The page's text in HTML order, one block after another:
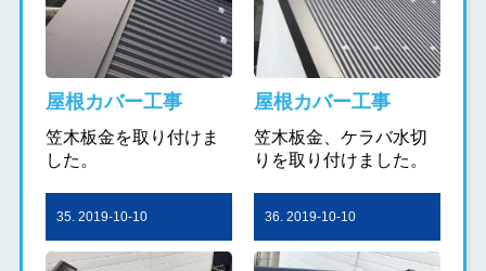
屋根カバー工事
笠木板金を取り付けま
した。
屋根カバー工事
笠木板金、ケラバ水切
りを取り付けました。
35. 2019-10-10 36. 2019-10-10